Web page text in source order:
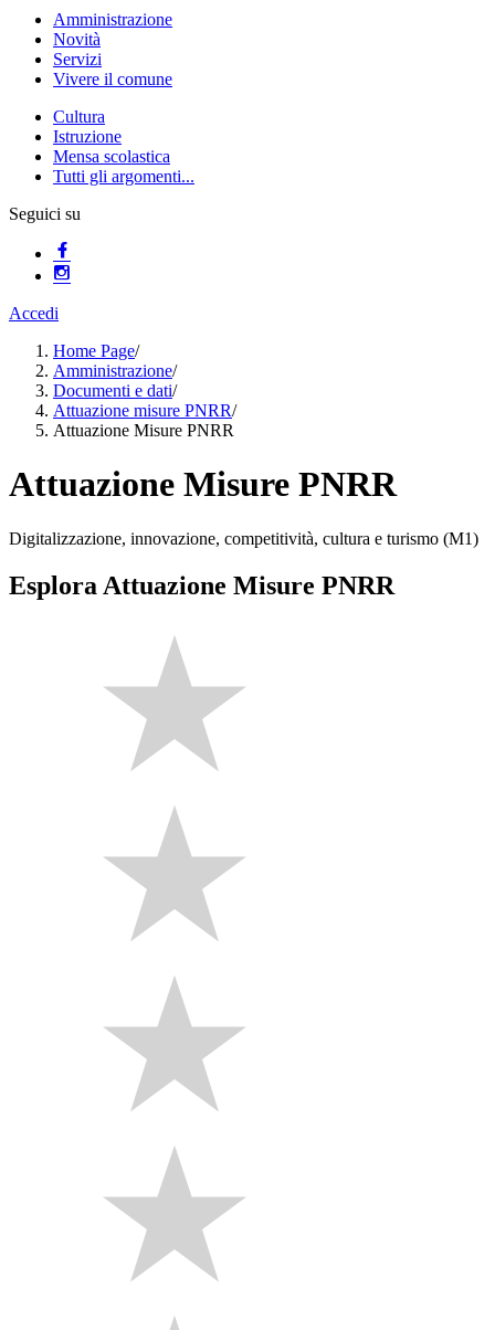
Amministrazione
Novità
Servizi
Vivere il comune
Cultura
Istruzione
Mensa scolastica
Tutti gli argomenti...
Seguici su
Accedi
Home Page/
Amministrazione/
Documenti e dati/
Attuazione misure PNRR/
Attuazione Misure PNRR
Attuazione Misure PNRR
Digitalizzazione, innovazione, competitività, cultura e turismo (M1)
Esplora Attuazione Misure PNRR